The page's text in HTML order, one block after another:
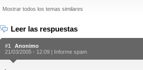
Mostrar todos los temas similares
Leer las respuestas
#1
Anonimo
21/03/2005 - 12:09 | Informe spam